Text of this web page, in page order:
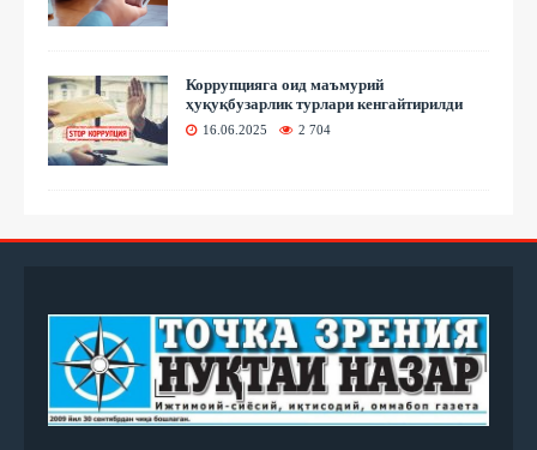
Коррупцияга оид маъмурий
ҳуқуқбузарлик турлари кенгайтирилди
16.06.2025 2 704